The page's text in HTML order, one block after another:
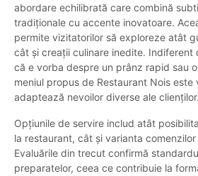
abordare echilibrată care combină
tradiționale cu accente inovatoare.
permite vizitatorilor să exploreze atât
cât și creații culinare inedite. Indiferent
că e vorba despre un prânz rapid sau
meniul propus de Restaurant Nois este
adaptează nevoilor diverse ale clienților.
Opțiunile de servire includ atât
la restaurant, cât și varianta
Evaluările din trecut confirmă
preparatelor, ceea ce contribuie la